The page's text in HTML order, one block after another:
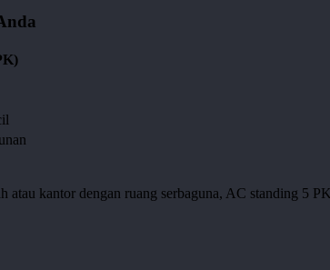
atau kantor dengan ruang serbaguna, AC standing 5